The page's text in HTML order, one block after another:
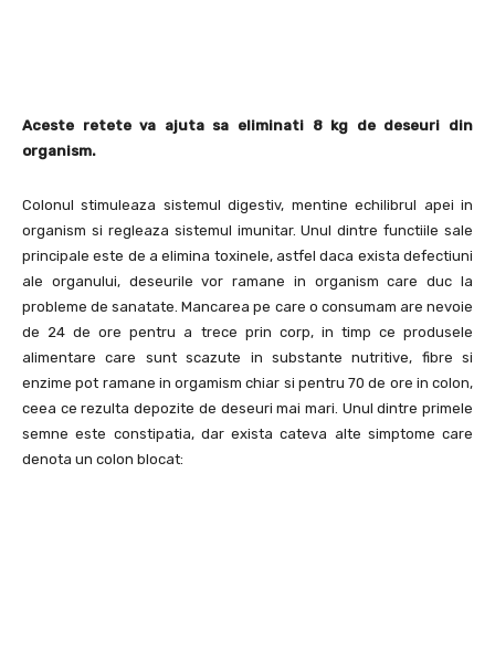
Aceste retete va ajuta sa eliminati 8 kg de deseuri din
organism.
Colonul stimuleaza sistemul digestiv, mentine echilibrul apei in
organism si regleaza sistemul imunitar. Unul dintre functiile sale
principale este de a elimina toxinele, astfel daca exista defectiuni
ale organului, deseurile vor ramane in organism care duc la
probleme de sanatate. Mancarea pe care o consumam are nevoie
de 24 de ore pentru a trece prin corp, in timp ce produsele
alimentare care sunt scazute in substante nutritive, fibre si
enzime pot ramane in orgamism chiar si pentru 70 de ore in colon,
ceea ce rezulta depozite de deseuri mai mari. Unul dintre primele
semne este constipatia, dar exista cateva alte simptome care
denota un colon blocat: